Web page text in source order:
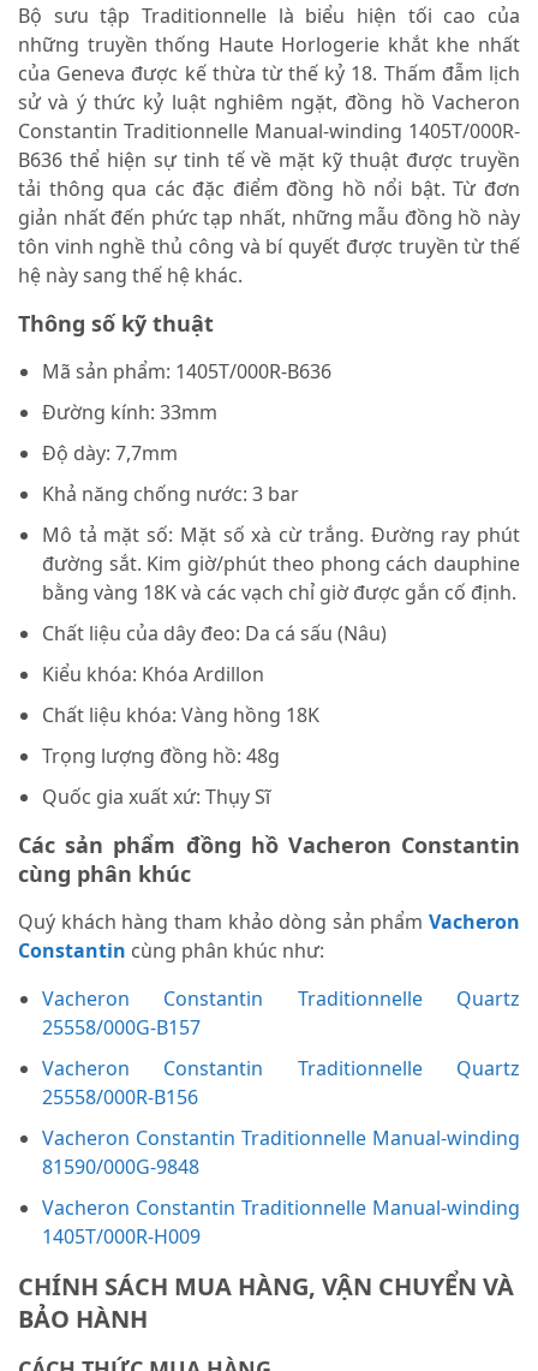
Bộ sưu tập Traditionnelle là biểu hiện tối cao của
những truyền thống Haute Horlogerie khắt khe nhất
của Geneva được kế thừa từ thế kỷ 18. Thấm đẫm lịch
sử và ý thức kỷ luật nghiêm ngặt, đồng hồ Vacheron
Constantin Traditionnelle Manual-winding 1405T/000R-
B636 thể hiện sự tinh tế về mặt kỹ thuật được truyền
tải thông qua các đặc điểm đồng hồ nổi bật. Từ đơn
giản nhất đến phức tạp nhất, những mẫu đồng hồ này
tôn vinh nghề thủ công và bí quyết được truyền từ thế
hệ này sang thế hệ khác.
Thông số kỹ thuật
Mã sản phẩm: 1405T/000R-B636
Đường kính: 33mm
Độ dày: 7,7mm
Khả năng chống nước: 3 bar
Mô tả mặt số: Mặt số xà cừ trắng. Đường ray phút
đường sắt. Kim giờ/phút theo phong cách dauphine
bằng vàng 18K và các vạch chỉ giờ được gắn cố định.
Chất liệu của dây đeo: Da cá sấu (Nâu)
Kiểu khóa: Khóa Ardillon
Chất liệu khóa: Vàng hồng 18K
Trọng lượng đồng hồ: 48g
Quốc gia xuất xứ: Thụy Sĩ
Các sản phẩm đồng hồ Vacheron Constantin
cùng phân khúc
Quý khách hàng tham khảo dòng sản phẩm Vacheron
Constantin cùng phân khúc như:
Vacheron Constantin Traditionnelle Quartz
25558/000G-B157
Vacheron Constantin Traditionnelle Quartz
25558/000R-B156
Vacheron Constantin Traditionnelle Manual-winding
81590/000G-9848
Vacheron Constantin Traditionnelle Manual-winding
1405T/000R-H009
CHÍNH SÁCH MUA HÀNG, VẬN CHUYỂN VÀ
BẢO HÀNH